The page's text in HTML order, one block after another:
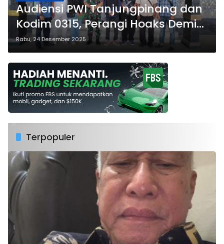
Audiensi PWI Tanjungpinang dan
Kodim 0315, Perangi Hoaks Demi
Harmoni Masyarakat
Rabu, 24 Desember 2025
Terpopuler